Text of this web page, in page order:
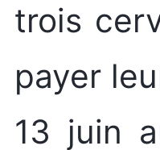
trois
payer
13 juin